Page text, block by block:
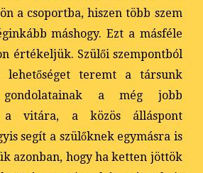
a csoportba, hiszen több szem
máshogy. Ezt a másféle
értékeljük. Szülői szempontból
lehetőséget teremt a társunk
gondolatainak a még jobb
a vitára, a közös álláspont
segít a szülőknek egymásra is
azonban, hogy ha ketten jöttök